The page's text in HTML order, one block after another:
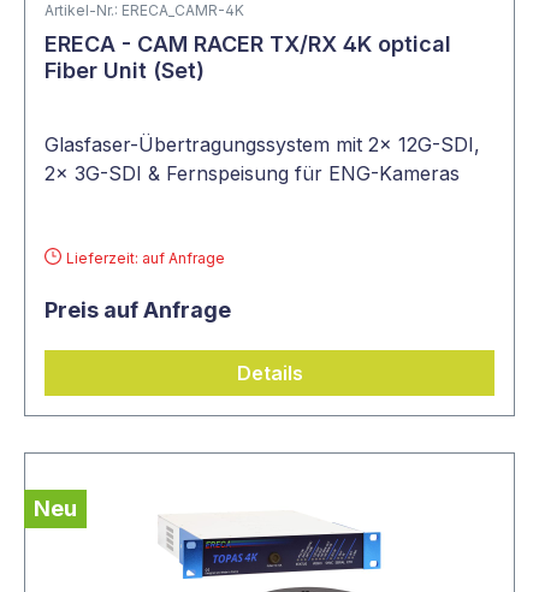
Artikel-Nr.: ERECA_CAMR-4K
ERECA - CAM RACER TX/RX 4K optical
Fiber Unit (Set)
Glasfaser-Übertragungssystem mit 2x 12G-SDI,
2x 3G-SDI & Fernspeisung für ENG-Kameras
Lieferzeit: auf Anfrage
Preis auf Anfrage
Details
Neu